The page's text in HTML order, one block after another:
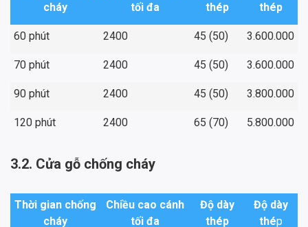
cháy
tối đa
thép
thép
60 phút 2400 45 (50) 3.600.000
70 phút 2400 45 (50) 3.600.000
90 phút 2400 45 (50) 3.800.000
120 phút 2400 65 (70) 5.800.000
3.2. Cửa gỗ chống cháy
Thời gian chống
cháy
Chiều cao cánh
tối đa
Độ dày
thép
Độ dày
thép